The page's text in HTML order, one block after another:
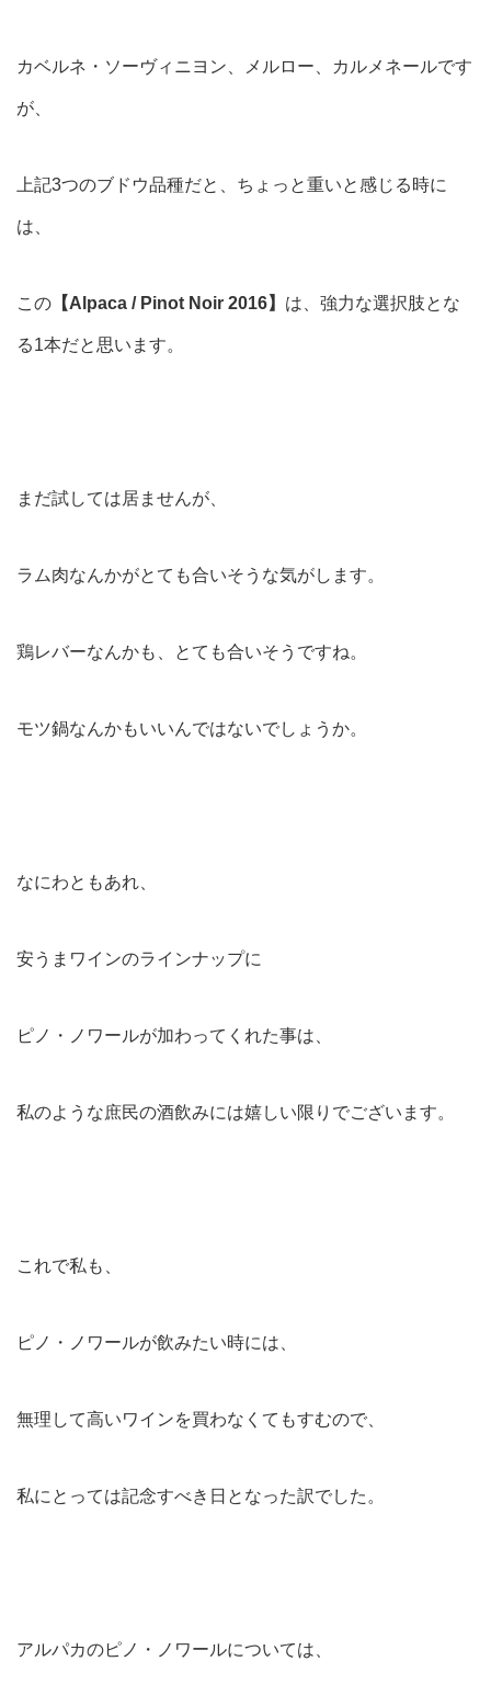
カベルネ・ソーヴィニヨン、メルロー、カルメネールです
が、
上記3つのブドウ品種だと、ちょっと重いと感じる時に
は、
この 【Alpaca / Pinot Noir 2016】 は、強力な選択肢とな
る1本だと思います。
まだ試しては居ませんが、
ラム肉なんかがとても合いそうな気がします。
鶏レバーなんかも、とても合いそうですね。
モツ鍋なんかもいいんではないでしょうか。
なにわともあれ、
安うまワインのラインナップに
ピノ・ノワールが加わってくれた事は、
私のような庶民の酒飲みには嬉しい限りでございます。
これで私も、
ピノ・ノワールが飲みたい時には、
無理して高いワインを買わなくてもすむので、
私にとっては記念すべき日となった訳でした。
アルパカのピノ・ノワールについては、